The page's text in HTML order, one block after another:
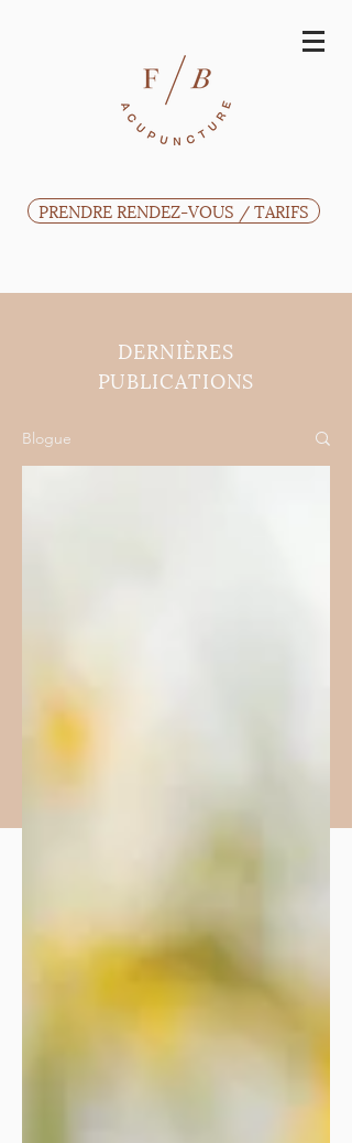
PRENDRE RENDEZ-VOUS / TARIFS
DERNIÈRES
PUBLICATIONS
Blogue